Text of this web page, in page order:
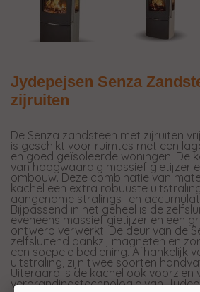
Jydepejsen Senza
zijruiten
De Senza zandsteen met zijruiten
is geschikt voor ruimtes met een
en goed geïsoleerde woningen. De
van hoogwaardig massief gietijzer
ombouw. Deze combinatie van
kachel een extra robuuste
aangename stralings- en
Bijpassend in het geheel is de
eveneens massief gietijzer en een
ontwerp verwerkt. De deur van de
zelfsluitend dankzij magneten en
een soepele bediening. Afhankelijk
uitstraling, zijn twee soorten
Uiteraard is de kachel ook voorzien
verbrandingstechnologie van